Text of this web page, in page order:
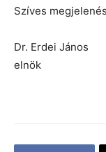
Szíves
Dr. Erdei János
elnök